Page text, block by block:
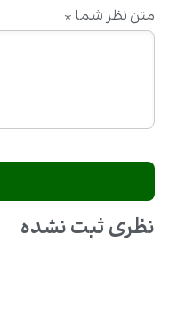
متن نظر شما *
نظری ثبت نشده